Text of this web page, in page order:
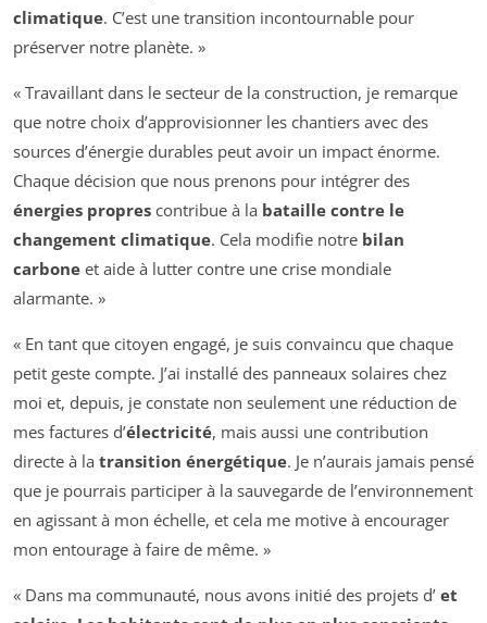
climatique. C’est une transition incontournable pour
préserver notre planète. »
« Travaillant dans le secteur de la construction, je remarque
que notre choix d’approvisionner les chantiers avec des
sources d’énergie durables peut avoir un impact énorme.
Chaque décision que nous prenons pour intégrer des
énergies propres contribue à la bataille contre le
changement climatique. Cela modifie notre bilan
carbone et aide à lutter contre une crise mondiale
alarmante. »
« En tant que citoyen engagé, je suis convaincu que chaque
petit geste compte. J’ai installé des panneaux solaires chez
moi et, depuis, je constate non seulement une réduction de
mes factures d’électricité, mais aussi une contribution
directe à la transition énergétique. Je n’aurais jamais pensé
que je pourrais participer à la sauvegarde de l’environnement
en agissant à mon échelle, et cela me motive à encourager
mon entourage à faire de même. »
« Dans ma communauté, nous avons initié des projets d’ et